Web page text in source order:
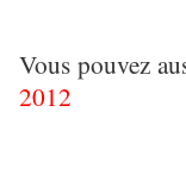
Vous pouvez
2012